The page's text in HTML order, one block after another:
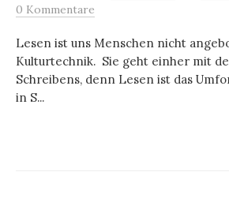
0 Kommentare
Lesen ist uns Menschen nicht
Kulturtechnik. Sie geht einher mit
Schreibens, denn Lesen ist das
in S...